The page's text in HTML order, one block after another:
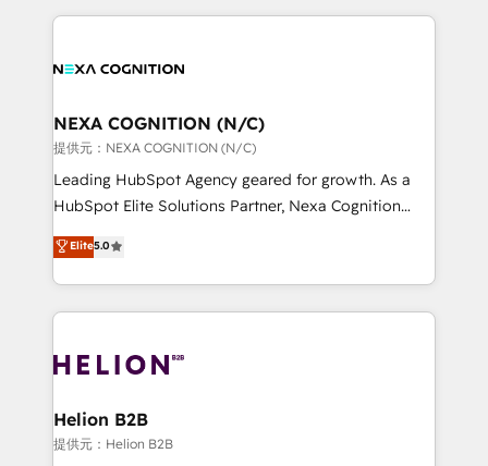
the whole HubSpot platform, covering marketing,
all businesses, from start-up to Enterprise, and have
the world. Our human approach to digital
transformation is designed for businesses who want
to grow. And we're passionate about APAC
businesses leading the world in technology, agility
record migrating businesses from CRM & Marketing
Platforms such as Salesforce, Dynamics, Pipedrive,
with attract and retain customers, manage their
business people and processes, and how they
NEXA COGNITION (N/C)
提供元：NEXA COGNITION (N/C)
Leading HubSpot Agency geared for growth. As a
HubSpot Elite Solutions Partner, Nexa Cognition
ranks in the top 1% of global HubSpot Partners and
has been one of the longest-standing partners since
2012. We empower businesses to harness the full
potential of HubSpot by combining strategic
bespoke HubSpot solutions tailored to drive
Choose Nexa Cognition? 🚀 HubSpot Expertise: Our
certified team specialises in CRM implementation,
Elite5.0
Helion B2B
提供元：Helion B2B